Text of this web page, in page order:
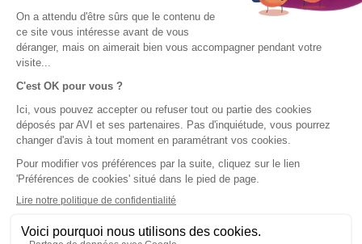
MENTIONS
Mentions
légales AVI
Conditions
d'utilisation
Politique
d'utilisation
Plan du site
SOCIÉTÉ
AVI
voyage en
bref
Groupe SPB
ACCÈS
Contact
Aide
SUIVEZ-